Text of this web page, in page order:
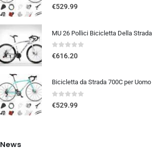
0out of 5
€529.99
0out of 5
€616.20
0out of 5
€529.99
News